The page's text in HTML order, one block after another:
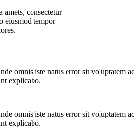
amets, consectetur
eiusmod tempor
omnis iste natus error sit voluptatem
explicabo.
omnis iste natus error sit voluptatem
explicabo.